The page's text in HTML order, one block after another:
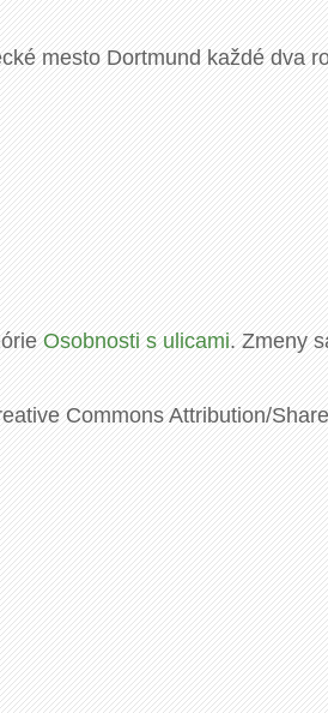
mesto Dortmund každé dva
Osobnosti s ulicami. Zmeny
Commons Attribution/